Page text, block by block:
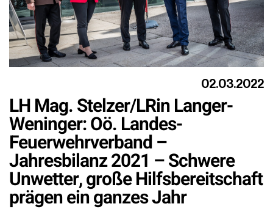
02.03.2022
LH Mag. Stelzer/LRin Langer-
Weninger: Oö. Landes-
Feuerwehrverband –
Jahresbilanz 2021 – Schwere
Unwetter, große Hilfsbereitschaft
prägen ein ganzes Jahr